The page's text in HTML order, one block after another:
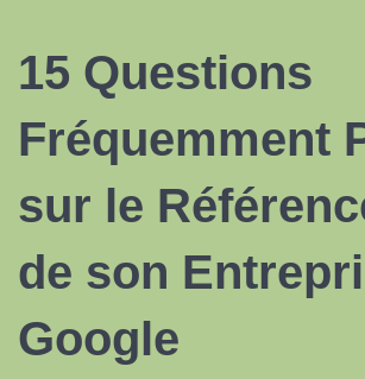
15 Questions
Fréquemment
sur le
de son
Google